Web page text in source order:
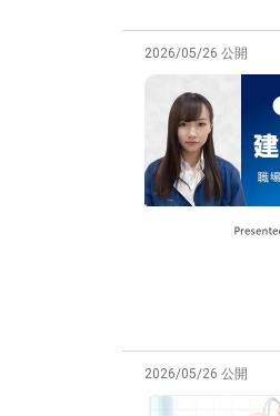
2026/05/26 公開
2026/05/26 公開